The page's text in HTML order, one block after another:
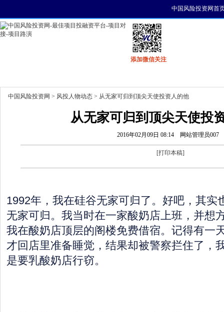
中国风险投资网首
添加微信关注
中国风险投资网 > 风投人物动态 > 从无家可归到顶尖天使投资人的他
从无家可归到顶尖天使投
2016年02月09日 08:14 网站管理员007
[打印本稿]
1992年，我在硅谷无家可归了。好吧，其实
无家可归。我当时在一家酸奶店上班，并想
我在酸奶店顶层的阁楼免费借宿。记得有一
才回店里准备睡觉，结果却被警察拦住了，
是要乳酸奶店行窃。